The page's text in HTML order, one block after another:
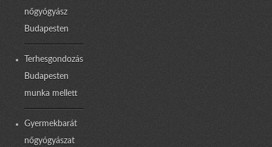
nőgyógyász
Budapesten
Terhesgondozás
Budapesten
munka mellett
Gyermekbarát
nőgyógyászat